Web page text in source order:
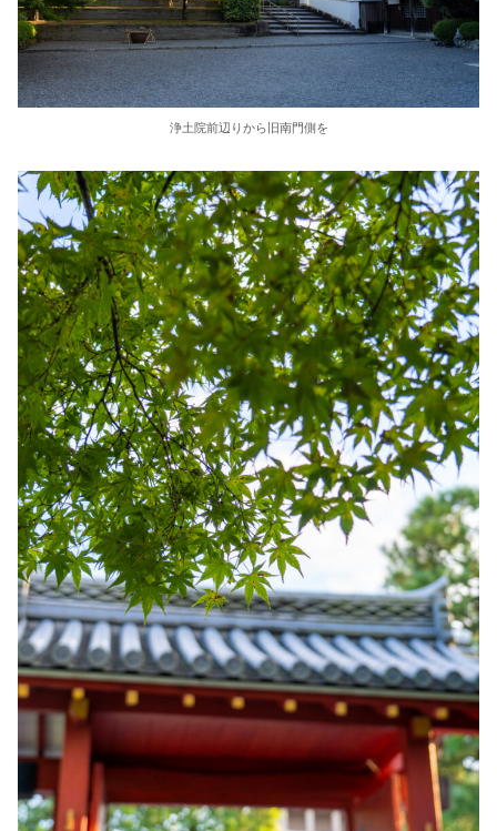
浄土院前辺りから旧南門側を